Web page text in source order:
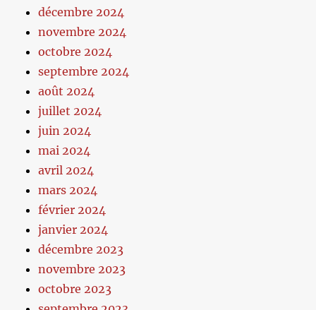
décembre 2024
novembre 2024
octobre 2024
septembre 2024
août 2024
juillet 2024
juin 2024
mai 2024
avril 2024
mars 2024
février 2024
janvier 2024
décembre 2023
novembre 2023
octobre 2023